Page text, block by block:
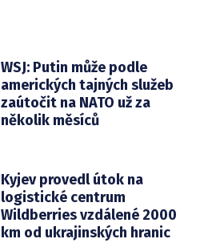
WSJ: Putin může podle
amerických tajných služeb
zaútočit na NATO už za
několik měsíců
Kyjev provedl útok na
logistické centrum
Wildberries vzdálené 2000
km od ukrajinských hranic